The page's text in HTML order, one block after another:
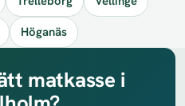
Höganäs
matkasse i